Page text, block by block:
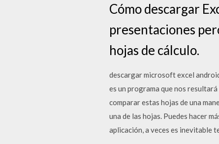
Cómo descargar
presentaciones
hojas de cálculo.
descargar microsoft excel
es un programa que nos
comparar estas hojas de una
una de las hojas. Puedes hacer
aplicación, a veces es inevitable